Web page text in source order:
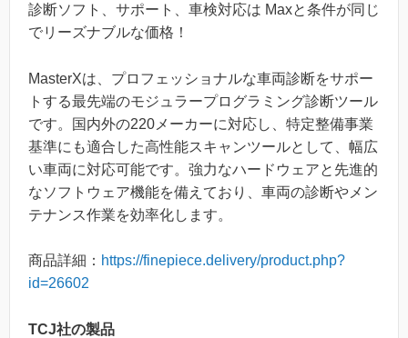
診断ソフト、サポート、車検対応は Maxと条件が同じ
でリーズナブルな価格！
MasterXは、プロフェッショナルな車両診断をサポー
トする最先端のモジュラープログラミング診断ツール
です。国内外の220メーカーに対応し、特定整備事業
基準にも適合した高性能スキャンツールとして、幅広
い車両に対応可能です。強力なハードウェアと先進的
なソフトウェア機能を備えており、車両の診断やメン
テナンス作業を効率化します。
商品詳細： https://finepiece.delivery/product.php?
id=26602
TCJ社の製品